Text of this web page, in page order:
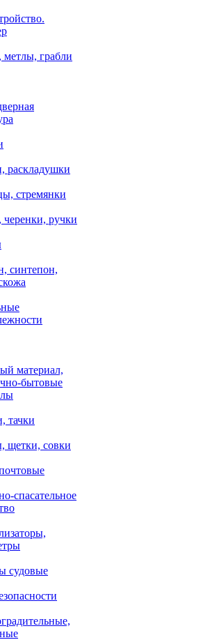
грабли
раскладушки
стремянки
ручки
синтепон,
материал,
бытовые
тачки
щетки, совки
спасательное
судовые